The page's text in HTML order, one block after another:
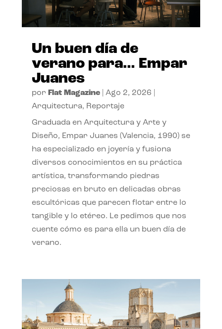
Un buen día de
verano para… Empar
Juanes
por Flat Magazine| Ago 2, 2026
Arquitectura, Reportaje
Graduada en Arquitectura y Arte y
Diseño, Empar Juanes (Valencia, 1990) se
ha especializado en joyería y fusiona
diversos conocimientos en su práctica
artística, transformando piedras
preciosas en bruto en delicadas obras
escultóricas que parecen flotar entre lo
tangible y lo etéreo. Le pedimos que nos
cuente cómo es para ella un buen día de
verano.